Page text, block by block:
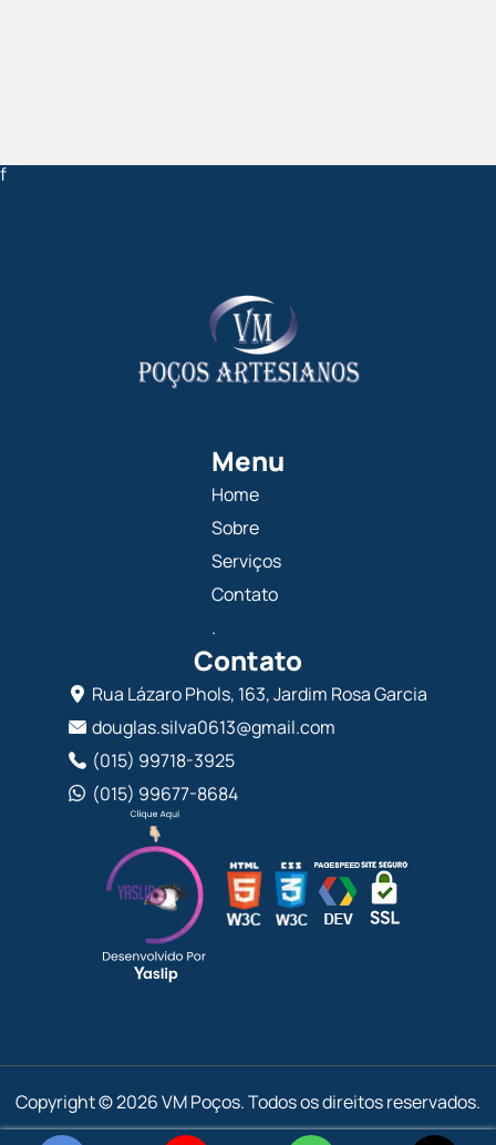
f
Menu
Home
Sobre
Serviços
Contato
.
Contato
Rua Lázaro Phols, 163, Jardim Rosa Garcia
douglas.silva0613@gmail.com
(015) 99718-3925
(015) 99677-8684
Copyright © 2026 VM Poços. Todos os direitos reservados.